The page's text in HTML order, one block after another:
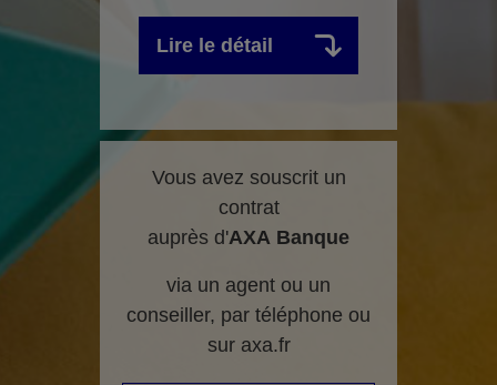
Lire le détail
Vous avez souscrit un
contrat
auprès d'AXA Banque
via un agent ou un
conseiller, par téléphone ou
sur axa.fr